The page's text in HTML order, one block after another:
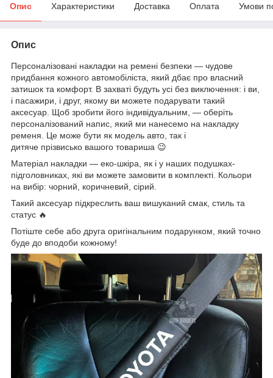
Опис Характеристики Доставка Оплата Умови
Опис
Персоналізовані накладки на ремені безпеки — чудове
придбання кожного автомобіліста, який дбає про власний
затишок та комфорт. В захваті будуть усі без виключення: і ви,
і пасажири, і друг, якому ви можете подарувати такий
аксесуар. Щоб зробити його індивідуальним, — оберіть
персоналізований напис, який ми нанесемо на накладку
ременя. Це може бути як модель авто, так і
дитяче прізвисько вашого товариша 😉
Матеріал накладки — еко-шкіра, як і у наших подушках-
підголовниках, які ви можете замовити в комплекті. Кольори
на вибір: чорний, коричневий, сірий.
Такий аксесуар підкреслить ваш вишуканий смак, стиль та
статус 🔥
Потіште себе або друга оригінальним подарунком, який точно
буде до вподоби кожному!